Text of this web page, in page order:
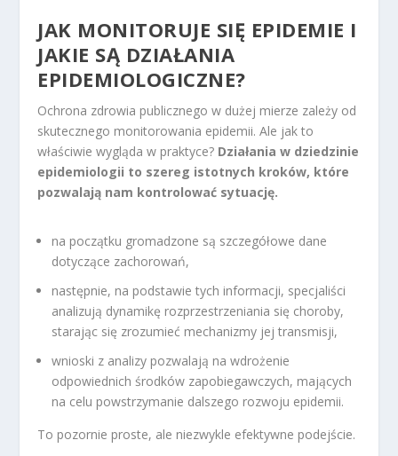
JAK MONITORUJE SIĘ EPIDEMIE I
JAKIE SĄ DZIAŁANIA
EPIDEMIOLOGICZNE?
Ochrona zdrowia publicznego w dużej mierze zależy od
skutecznego monitorowania epidemii. Ale jak to
właściwie wygląda w praktyce? Działania w dziedzinie
epidemiologii to szereg istotnych kroków, które
pozwalają nam kontrolować sytuację.
na początku gromadzone są szczegółowe dane
dotyczące zachorowań,
następnie, na podstawie tych informacji, specjaliści
analizują dynamikę rozprzestrzeniania się choroby,
starając się zrozumieć mechanizmy jej transmisji,
wnioski z analizy pozwalają na wdrożenie
odpowiednich środków zapobiegawczych, mających
na celu powstrzymanie dalszego rozwoju epidemii.
To pozornie proste, ale niezwykle efektywne podejście.